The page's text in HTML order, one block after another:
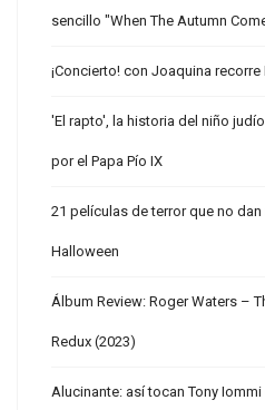
sencillo "When The Autumn
¡Concierto! con Joaquina recorre
'El rapto', la historia del niño
por el Papa Pío IX
21 películas de terror que no
Halloween
Álbum Review: Roger Waters –
Redux (2023)
Alucinante: así tocan Tony